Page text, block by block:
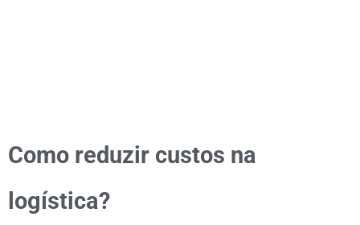
Como reduzir custos na
logística?